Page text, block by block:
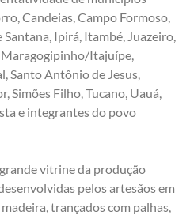
Candeias, Campo Formoso,
Ipirá, Itambé, Juazeiro,
Maragogipinho/Itajuípe,
Santo Antônio de Jesus,
Simões Filho, Tucano, Uauá,
e integrantes do povo
vitrine da produção
pelos artesãos em
trançados com palhas,